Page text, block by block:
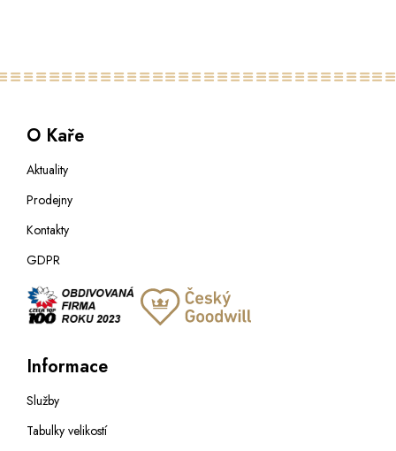
O Kaře
Aktuality
Prodejny
Kontakty
GDPR
Informace
Služby
Tabulky velikostí